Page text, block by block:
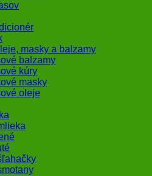
masky a balzamy
balzamy
kúry
masky
oleje